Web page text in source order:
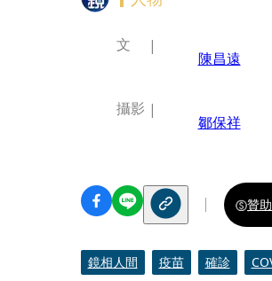
文
陳昌遠
攝影
鄒保祥
贊
鏡相人間 疫苗 確診